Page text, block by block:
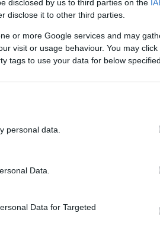
disclosed by us to third parties on the
disclose it to other third parties.
or more Google services and may
visit or usage behaviour. You may
tags to use your data for below
personal data.
Data.
Data for Targeted
τραυματισμό του
πλευρά τραυματίζοντας
στο ανθρώπινο σώμα, πέρα
τις κύριες λειτουργίες
και δονήσεις. Ωστόσο, ένα
να χτυπήσει στα